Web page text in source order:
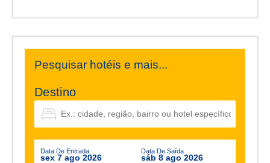
Pesquisar hotéis e mais...
Destino
Data De Entrada
sex 7 ago 2026
Data De Saída
sáb 8 ago 2026